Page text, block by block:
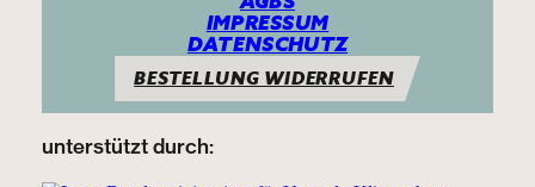
IMPRESSUM
DATENSCHUTZ
BESTELLUNG WIDERRUFEN
unterstützt durch: